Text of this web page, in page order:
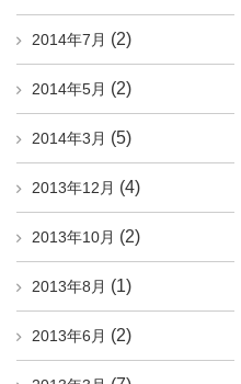
2014年7月 (2)
2014年5月 (2)
2014年3月 (5)
2013年12月 (4)
2013年10月 (2)
2013年8月 (1)
2013年6月 (2)